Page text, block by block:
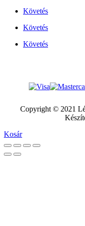
Követés
Követés
Követés
Copyright © 2021
Kosár